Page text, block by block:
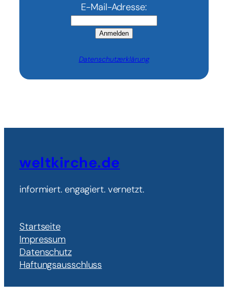
E-Mail-Adresse:
Anmelden
Datenschutzerklärung
weltkirche.de
informiert. engagiert. vernetzt.
Startseite
Impressum
Datenschutz
Haftungsausschluss